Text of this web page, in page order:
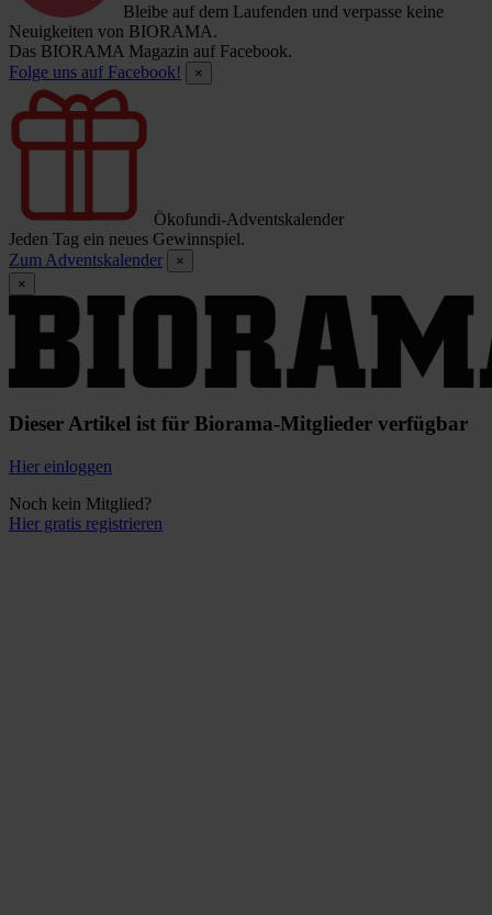
Bleibe auf dem Laufenden und verpasse keine
Neuigkeiten von BIORAMA.
Das BIORAMA Magazin auf Facebook.
Folge uns auf Facebook!
×
Ökofundi-Adventskalender
Jeden Tag ein neues Gewinnspiel.
Zum Adventskalender
×
×
Dieser Artikel ist für Biorama-Mitglieder verfügbar
Hier einloggen
Noch kein Mitglied?
Hier gratis registrieren